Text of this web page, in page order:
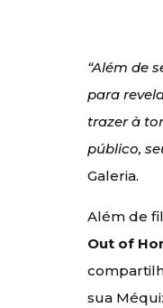
“Além de
para
trazer à
público,
Galeria.
Além de
Out of
sua